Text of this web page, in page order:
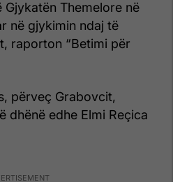
Gjykatën Themelore në
në gjykimin ndaj të
raporton “Betimi për
përveç Grabovcit,
dhënë edhe Elmi Reçica